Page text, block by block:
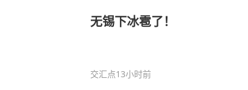
无锡下冰雹了！
交汇点13小时前